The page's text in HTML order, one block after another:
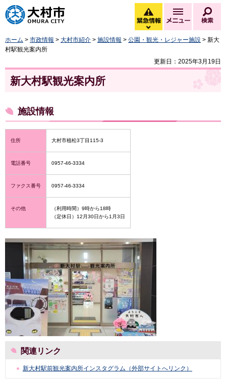
大村市
緊急情報
緊急情報を開く
メニュー
ホーム > 市政情報 > 大村市紹介 > 施設情報 > 公園・観光・レジャー施設 > 新大
村駅観光案内所
更新日：2025年3月19日
新大村駅観光案内所
施設情報
住所 大村市植松3丁目115-3
電話番号 0957-46-3334
ファクス番号 0957-46-3334
その他
（利用時間）9時から18時
（定休日）12月30日から1月3日
関連リンク
新大村駅前観光案内所インスタグラム（外部サイトへリンク）